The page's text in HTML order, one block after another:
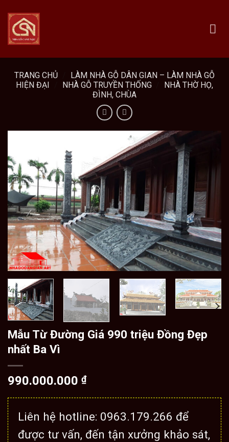
content
TRANG CHỦ
LÀM NHÀ GỖ DÂN GIAN – LÀM NHÀ GỖ
HIỆN ĐẠI
NHÀ GỖ TRUYỀN THỐNG
NHÀ THỜ HỌ,
ĐÌNH, CHÙA
Mẫu Từ Đường Giá 990 triệu Đồng Đẹp
nhất Ba Vì
990.000.000 ₫
Liên hệ hotline: 0963.179.266 để
được tư vấn, đến tận xưởng khảo sát,